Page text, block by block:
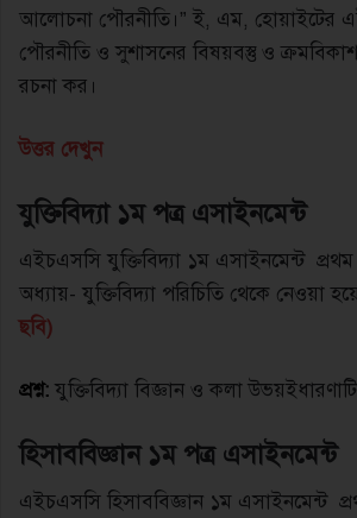
আলােচনা পৌরনীতি।” ই, এম, হােয়াইটের
পৌরনীতি ও সুশাসনের বিষয়বস্তু ও
রচনা কর।
উত্তর দেখুন
যুক্তিবিদ্যা ১ম পত্র এসাইনমেন্ট
এইচএসসি যুক্তিবিদ্যা ১ম এসাইনমেন্ট
অধ্যায়- যুক্তিবিদ্যা পরিচিতি থেকে নেওয়া
ছবি)
প্রশ্ন: যুক্তিবিদ্যা বিজ্ঞান ও কলা
হিসাববিজ্ঞান ১ম পত্র এসাইনমেন্ট
এইচএসসি হিসাববিজ্ঞান ১ম এসাইনমেন্ট